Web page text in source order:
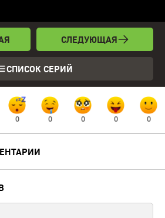
СПИСОК СЕРИЙ
СЛЕДУЮЩАЯ
0 0 0 0 0